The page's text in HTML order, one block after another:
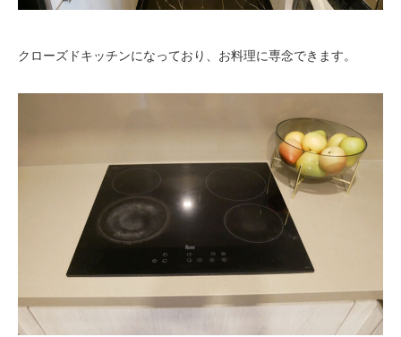
クローズドキッチンになっており、お料理に専念できます。